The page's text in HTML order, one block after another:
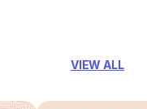
VIEW ALL